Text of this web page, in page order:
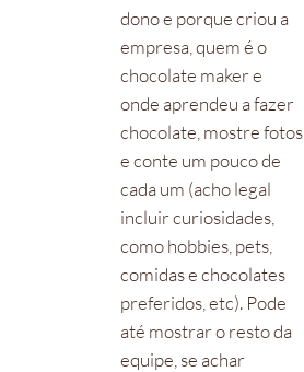
dono e porque criou a
empresa, quem é o
chocolate maker e
onde aprendeu a fazer
chocolate, mostre fotos
e conte um pouco de
cada um (acho legal
incluir curiosidades,
como hobbies, pets,
comidas e chocolates
preferidos, etc). Pode
até mostrar o resto da
equipe, se achar